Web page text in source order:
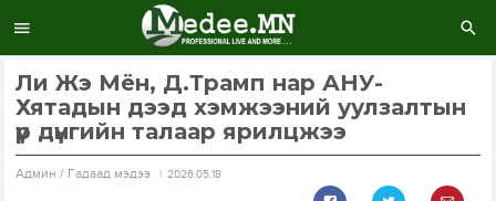
Ли Жэ Мён, Д.Трамп нар АНУ-
Хятадын дээд хэмжээний уулзалтын
үр дүнгийн талаар ярилцжээ
Aдмин / Гадаад мэдээ 2026.05.18